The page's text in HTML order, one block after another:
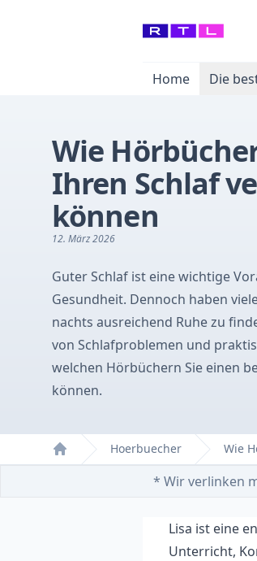
Home Die
Wie
Ihren Schlaf
können
12. März 2026
Guter Schlaf ist eine wichtige
Gesundheit. Dennoch haben
nachts ausreichend Ruhe zu
von Schlafproblemen und
welchen Hörbüchern Sie einen
können.
Home
Hoerbuecher
* Wir verlinken
Lisa ist eine
Unterricht,